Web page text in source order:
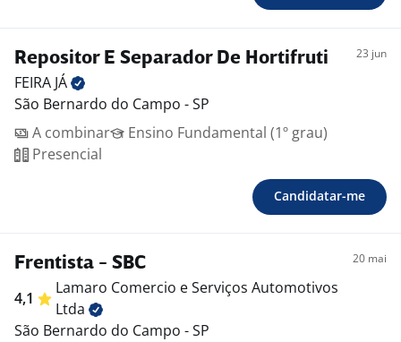
Repositor E Separador De Hortifruti 23 jun
FEIRA JÁ
São Bernardo do Campo - SP
A combinar
Ensino Fundamental (1º grau)
Presencial
Candidatar-me
Frentista - SBC 20 mai
4,1
Lamaro Comercio e Serviços Automotivos
Ltda
São Bernardo do Campo - SP